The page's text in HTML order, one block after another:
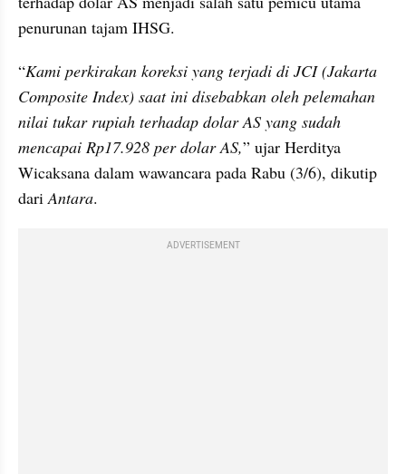
penurunan tajam IHSG.
“Kami perkirakan koreksi yang terjadi di JCI (Jakarta
Composite Index) saat ini disebabkan oleh pelemahan
nilai tukar rupiah terhadap dolar AS yang sudah
mencapai Rp17.928 per dolar AS,” ujar Herditya
Wicaksana dalam wawancara pada Rabu (3/6), dikutip
dari Antara.
ADVERTISEMENT